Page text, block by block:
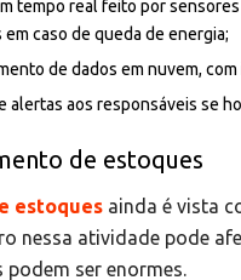
tempo real feito por
caso de queda de energia;
de dados em nuvem,
alertas aos responsáveis se
de estoques
estoques ainda é vista
nessa atividade pode
podem ser enormes.